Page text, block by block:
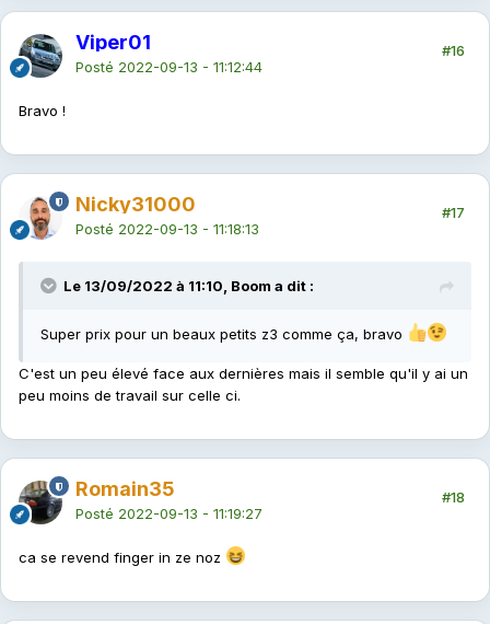
Viper01
Posté 2022-09-13 - 11:12:44
#16
Bravo !
Nicky31000
Posté 2022-09-13 - 11:18:13
#17
Le 13/09/2022 à 11:10, Boom a dit :
Super prix pour un beaux petits z3 comme ça, bravo
C'est un peu élevé face aux dernières mais il semble qu'il y ai un
peu moins de travail sur celle ci.
Romain35
Posté 2022-09-13 - 11:19:27
#18
ca se revend finger in ze noz